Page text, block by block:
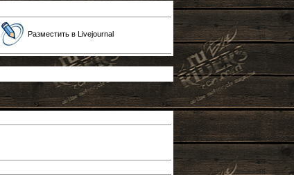
Разместить в Livejournal